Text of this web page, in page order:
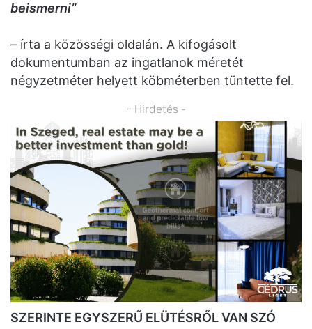
beismerni”
– írta a közösségi oldalán. A kifogásolt
dokumentumban az ingatlanok méretét
négyzetméter helyett köbméterben tüntette fel.
- Hirdetés -
SZERINTE EGYSZERŰ ELÜTÉSRŐL VAN SZÓ